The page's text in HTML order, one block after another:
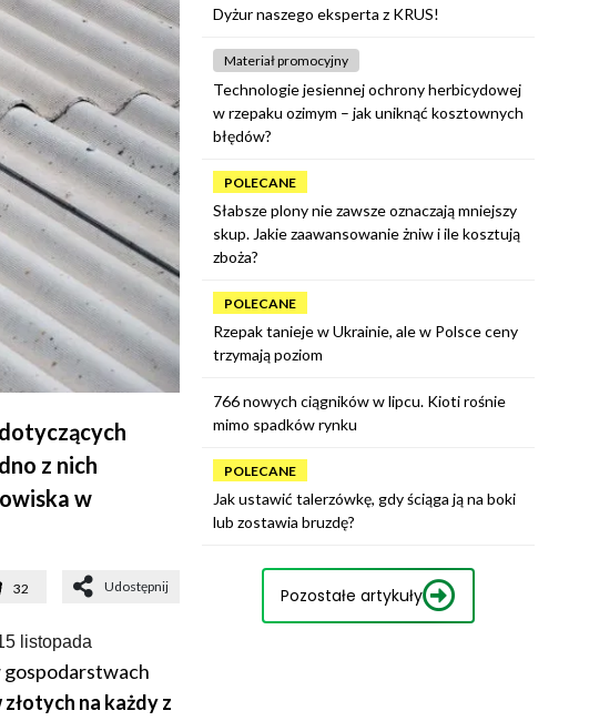
z nich
w
32 Udostępnij
listopada
gospodarstwach
na każdy z
Dyżur naszego eksperta z KRUS!
Materiał promocyjny
Technologie jesiennej ochrony herbicydowej
w rzepaku ozimym – jak uniknąć kosztownych
błędów?
POLECANE
Słabsze plony nie zawsze oznaczają mniejszy
skup. Jakie zaawansowanie żniw i ile kosztują
zboża?
POLECANE
Rzepak tanieje w Ukrainie, ale w Polsce ceny
trzymają poziom
766 nowych ciągników w lipcu. Kioti rośnie
mimo spadków rynku
POLECANE
Jak ustawić talerzówkę, gdy ściąga ją na boki
lub zostawia bruzdę?
Pozostałe artykuły